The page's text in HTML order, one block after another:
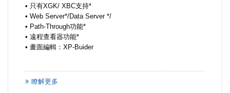
• 只有XGK/ XBC支持*
• Web Server*/Data Server */
• Path-Through功能*
• 遠程查看器功能*
• 畫面編輯：XP-Buider
瞭解更多